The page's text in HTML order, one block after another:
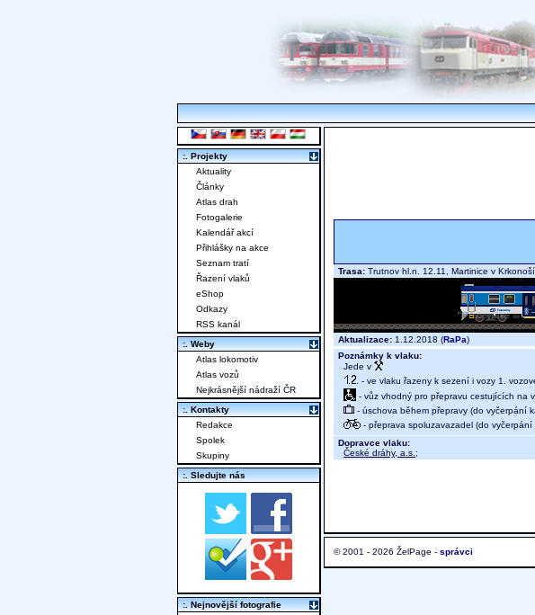
Trasa: Trutnov hl.n. 12.11, Martinice v
Aktualizace: 1.12.2018 (RaPa)
Poznámky k vlaku:
Jede v
- ve vlaku řazeny k sezení i vozy 1.
- vůz vhodný pro přepravu cestujících na
- úschova během přepravy (do vyčerpání
- přeprava spoluzavazadel (do vyčerpání
Dopravce vlaku:
České dráhy, a.s. ;
© 2001 - 2026 ŽelPage - správci
:. Projekty
Aktuality
Články
Atlas drah
Fotogalerie
Kalendář akcí
Přihlášky na akce
Seznam tratí
Řazení vlaků
eShop
Odkazy
RSS kanál
:. Weby
Atlas lokomotiv
Atlas vozů
Nejkrásnější nádraží ČR
:. Kontakty
Redakce
Spolek
Skupiny
:. Sledujte nás
:. Nejnovější fotografie